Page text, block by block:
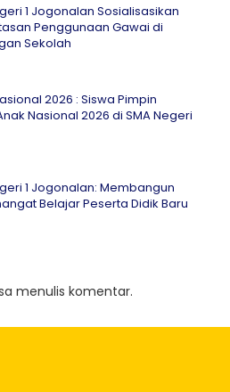
1 Jogonalan Sosialisasikan
Penggunaan Gawai di
Sekolah
2026 : Siswa Pimpin
Nasional 2026 di SMA Negeri
1 Jogonalan: Membangun
Belajar Peserta Didik Baru
menulis komentar.